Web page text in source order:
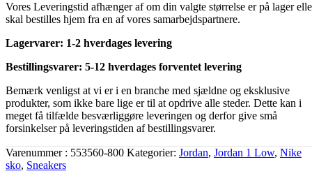
Vores Leveringstid afhænger af om din valgte størrelse er på lager
skal bestilles hjem fra en af vores samarbejdspartnere.
Lagervarer: 1-2 hverdages levering
Bestillingsvarer: 5-12 hverdages forventet levering
Bemærk venligst at vi er i en branche med sjældne og eksklusive
produkter, som ikke bare lige er til at opdrive alle steder. Dette kan i
meget få tilfælde besværliggøre leveringen og derfor give små
forsinkelser på leveringstiden af bestillingsvarer.
Varenummer 553560-800 Kategorier Jordan, Jordan 1 Low, Nike
sko, Sneakers